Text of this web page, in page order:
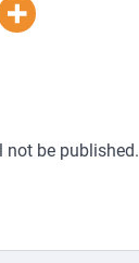
not be published.